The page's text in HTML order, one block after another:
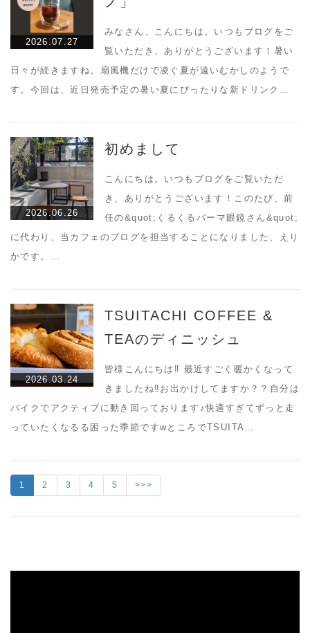
2026.07.27
みなさん、こんにちは。いつもブログをご
覧いただき、ありがとうございます！暑い
日々が続きますね。扇風機だけで凌ぐ夏が遠いむかしのようで
す。今回は、近日発売予定の暑い夏にぴったりな新ドリンク…
2026.06.26
初めまして
こんにちは。いつもブログをご覧いただ
き、ありがとうございます！このたび、前
任の&quot;くるくるパーマ眼鏡さん&quot;
に代わり、当カフェのブログを担当することになりました、えり
かです。…
2026.03.24
TSUITACHI COFFEE &
TEAのディニッシュ
皆様こんにちは‼︎ 最近すごく暖かくなって
きましたね‼︎お出かけしてますか？？自分は
バイクでアクティブに動き回っております♪快適すぎてずっと走
っていたくなるる困った季節ですwところでTSUITA…
1 2 3 4 5 >>>